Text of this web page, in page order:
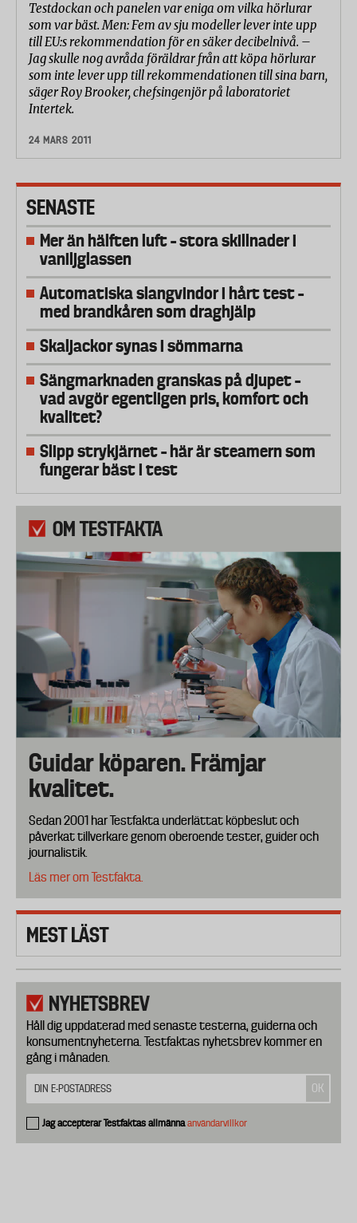
Testdockan och panelen var eniga om vilka hörlurar
som var bäst. Men: Fem av sju modeller lever inte upp
till EU:s rekommendation för en säker decibelnivå. –
Jag skulle nog avråda föräldrar från att köpa hörlurar
som inte lever upp till rekommendationen till sina barn,
säger Roy Brooker, chefsingenjör på laboratoriet
Intertek.
24 MARS 2011
SENASTE
Mer än hälften luft – stora skillnader i
vaniljglassen
Automatiska slangvindor i hårt test –
med brandkåren som draghjälp
Skaljackor synas i sömmarna
Sängmarknaden granskas på djupet –
vad avgör egentligen pris, komfort och
kvalitet?
Slipp strykjärnet – här är steamern som
fungerar bäst i test
OM TESTFAKTA
Guidar köparen. Främjar
kvalitet.
Sedan 2001 har Testfakta underlättat köpbeslut och
påverkat tillverkare genom oberoende tester, guider och
journalistik.
Läs mer om Testfakta.
MEST LÄST
NYHETSBREV
Håll dig uppdaterad med senaste testerna, guiderna och
konsumentnyheterna. Testfaktas nyhetsbrev kommer en
gång i månaden.
Jag accepterar Testfaktas allmännaanvändarvillkor